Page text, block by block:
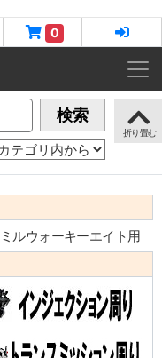
0
検索
ミルウォーキーエイト用